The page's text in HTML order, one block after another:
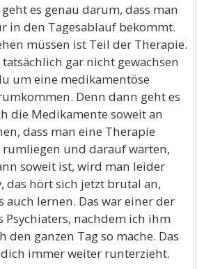
es genau darum, dass man
in den Tagesablauf bekommt.
müssen ist Teil der Therapie.
gar nicht gewachsen
um eine medikamentöse
Denn dann geht es
die Medikamente soweit an
dass man eine Therapie
rumliegen und darauf warten,
soweit ist, wird man leider
das hört sich jetzt brutal an,
auch lernen. Das war einer der
Psychiaters, nachdem ich ihm
den ganzen Tag so mache. Das
immer weiter runterzieht.